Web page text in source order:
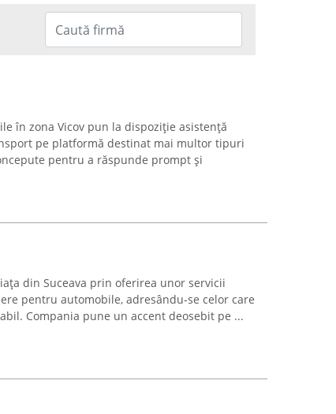
în zona Vicov pun la dispoziție asistență
pe platformă destinat mai multor tipuri
pentru a răspunde prompt și
din Suceava prin oferirea unor servicii
pentru automobile, adresându-se celor care
Compania pune un accent deosebit pe ...